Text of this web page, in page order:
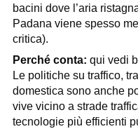
bacini dove l’aria
Padana viene spesso
critica).
Perché conta: qui vedi
Le politiche su traffico,
domestica sono anche
vive vicino a strade
tecnologie più efficienti